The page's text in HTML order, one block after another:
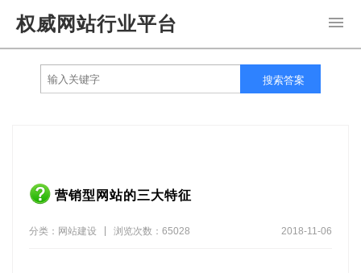
搜索答案
权威网站行业平台
营销型网站的三大特征
分类：网站建设 浏览次数：65028 2018-11-06